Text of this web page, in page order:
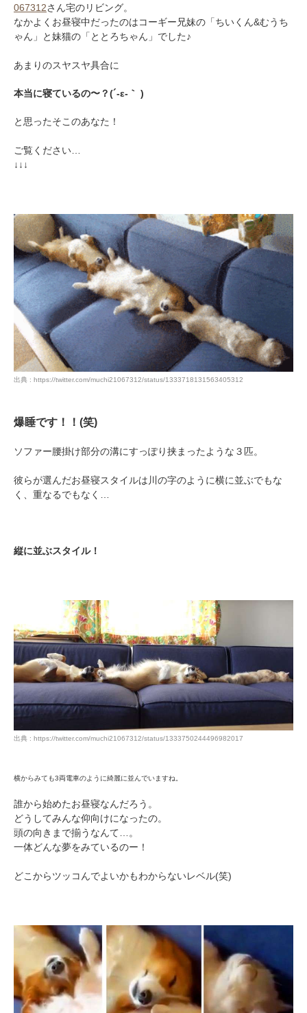
067312さん宅のリビング。
なかよくお昼寝中だったのはコーギー兄妹の「ちいくん&むうち
ゃん」と妹猫の「ととろちゃん」でした♪
あまりのスヤスヤ具合に
本当に寝ているの〜？(´-ε-｀ )
と思ったそこのあなた！
ご覧ください…
↓↓↓
出典 : https://twitter.com/muchi21067312/status/1333718131563405312
爆睡です！！(笑)
ソファー腰掛け部分の溝にすっぽり挟まったような３匹。
彼らが選んだお昼寝スタイルは川の字のように横に並ぶでもな
く、重なるでもなく…
縦に並ぶスタイル！
出典 : https://twitter.com/muchi21067312/status/1333750244496982017
横からみても3両電車のように綺麗に並んでいますね。
誰から始めたお昼寝なんだろう。
どうしてみんな仰向けになったの。
頭の向きまで揃うなんて…。
一体どんな夢をみているのー！
どこからツッコんでよいかもわからないレベル(笑)
いぬ部をフォロー
ねこ部をフォロー
アプリで開く
アプリをダウンロードする